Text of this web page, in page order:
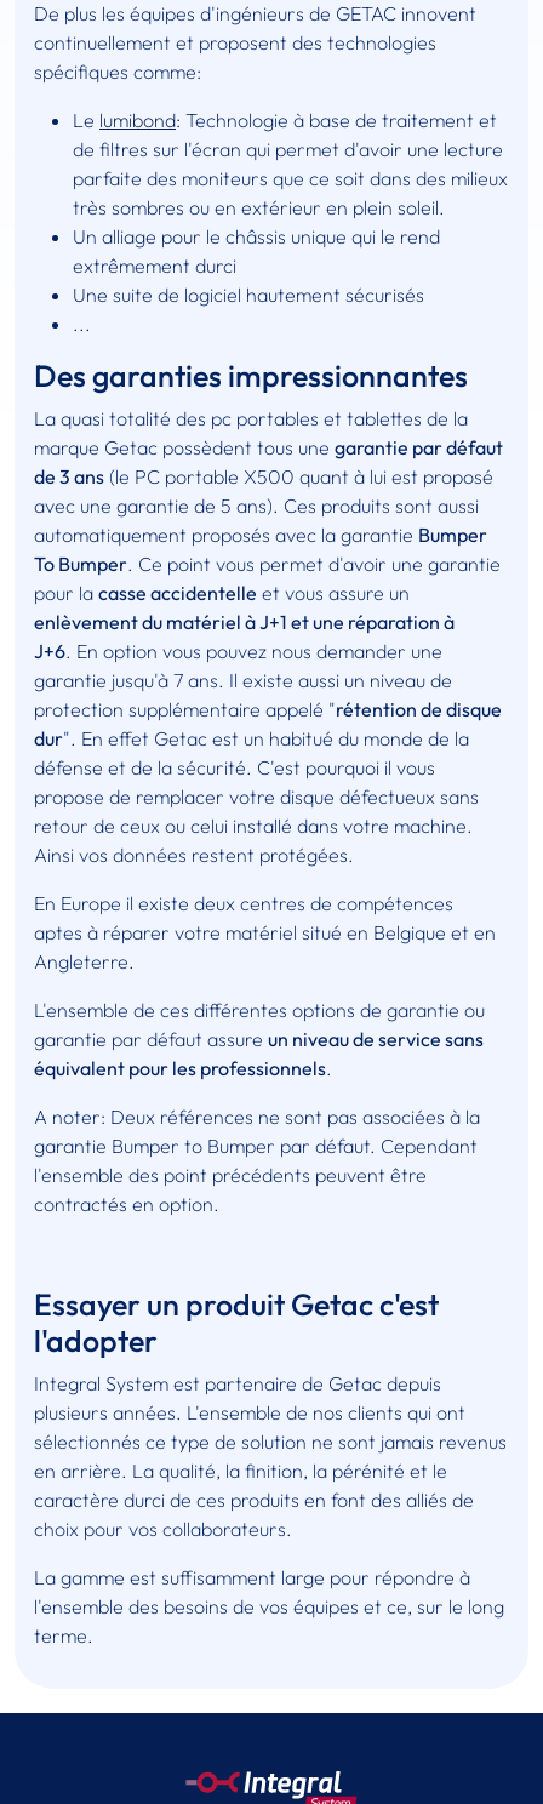
De plus les équipes d'ingénieurs de GETAC innovent
continuellement et proposent des technologies
spécifiques comme:
Le lumibond: Technologie à base de traitement et
de filtres sur l'écran qui permet d'avoir une lecture
parfaite des moniteurs que ce soit dans des milieux
très sombres ou en extérieur en plein soleil.
Un alliage pour le châssis unique qui le rend
extrêmement durci
Une suite de logiciel hautement sécurisés
...
Des garanties impressionnantes
La quasi totalité des pc portables et tablettes de la
marque Getac possèdent tous une garantie par défaut
de 3 ans (le PC portable X500 quant à lui est proposé
avec une garantie de 5 ans). Ces produits sont aussi
automatiquement proposés avec la garantie Bumper
To Bumper. Ce point vous permet d'avoir une garantie
pour la casse accidentelle et vous assure un
enlèvement du matériel à J+1 et une réparation à
J+6. En option vous pouvez nous demander une
garantie jusqu'à 7 ans. Il existe aussi un niveau de
protection supplémentaire appelé "rétention de disque
dur". En effet Getac est un habitué du monde de la
défense et de la sécurité. C'est pourquoi il vous
propose de remplacer votre disque défectueux sans
retour de ceux ou celui installé dans votre machine.
Ainsi vos données restent protégées.
En Europe il existe deux centres de compétences
aptes à réparer votre matériel situé en Belgique et en
Angleterre.
L'ensemble de ces différentes options de garantie ou
garantie par défaut assure un niveau de service sans
équivalent pour les professionnels.
A noter: Deux références ne sont pas associées à la
garantie Bumper to Bumper par défaut. Cependant
l'ensemble des point précédents peuvent être
contractés en option.
Essayer un produit Getac c'est
l'adopter
Integral System est partenaire de Getac depuis
plusieurs années. L'ensemble de nos clients qui ont
sélectionnés ce type de solution ne sont jamais revenus
en arrière. La qualité, la finition, la pérénité et le
caractère durci de ces produits en font des alliés de
choix pour vos collaborateurs.
La gamme est suffisamment large pour répondre à
l'ensemble des besoins de vos équipes et ce, sur le long
terme.